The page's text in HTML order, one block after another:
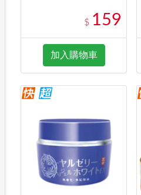
$ 159
加入購物車